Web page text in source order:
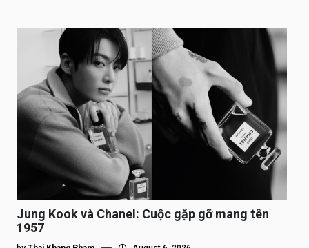
Jung Kook và Chanel: Cuộc gặp gỡ mang tên
1957